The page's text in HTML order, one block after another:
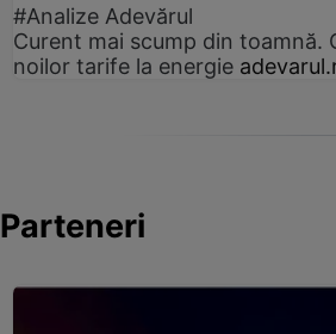
#Analize Adevărul
Curent mai scump din toamnă.
noilor tarife la energie
Parteneri